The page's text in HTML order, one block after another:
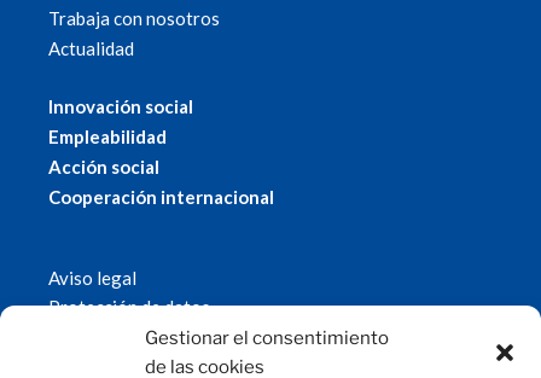
Gestionar el consentimiento
de las cookies
Trabaja con nosotros
Actualidad
Innovación social
Empleabilidad
Acción social
Cooperación internacional
Aviso legal
Protección de datos
Política de cookies
© 2019 Fundación Magtel.